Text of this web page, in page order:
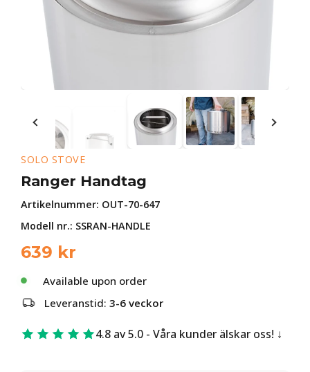
SOLO STOVE
Ranger Handtag
Artikelnummer: OUT-70-647
Modell nr.: SSRAN-HANDLE
639 kr
Available upon order
Leveranstid: 3-6 veckor
4.8 av 5.0 - Våra kunder älskar oss!